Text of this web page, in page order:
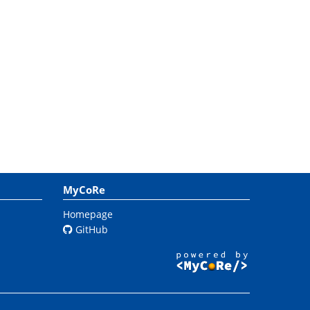
MyCoRe
Homepage
GitHub